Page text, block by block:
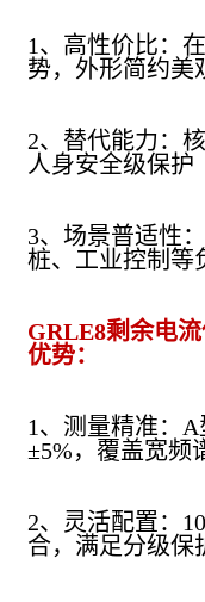
1、高性价比：
势，外形简约美
2、替代能力：
人身安全级保护
3、场景普适性
桩、工业控制等
GRLE8剩余电
优势：
1、测量精准：
±5%，覆盖宽频
2、灵活配置：
合，满足分级保